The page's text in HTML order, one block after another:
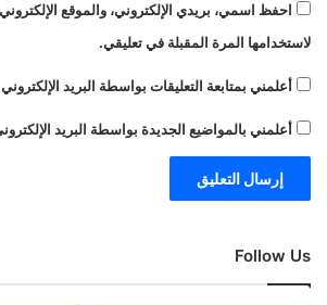
احفظ اسمي، بريدي الإلكتروني، والموقع
لاستخدامها المرة المقبلة في تعليقي.
أعلمني بمتابعة التعليقات بواسطة البريد
أعلمني بالمواضيع الجديدة بواسطة البريد
Follow Us